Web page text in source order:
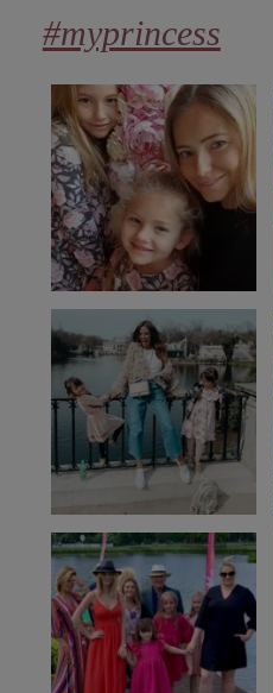
#myprincess